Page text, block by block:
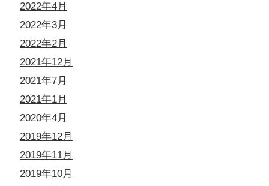
2022年4月
2022年3月
2022年2月
2021年12月
2021年7月
2021年1月
2020年4月
2019年12月
2019年11月
2019年10月